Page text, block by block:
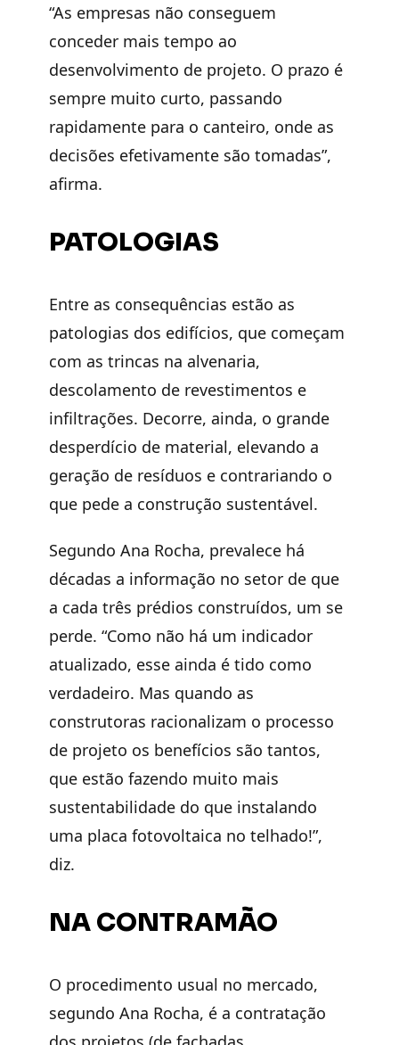
“As empresas não conseguem
conceder mais tempo ao
desenvolvimento de projeto. O prazo é
sempre muito curto, passando
rapidamente para o canteiro, onde as
decisões efetivamente são tomadas”,
afirma.
PATOLOGIAS
Entre as consequências estão as
patologias dos edifícios, que começam
com as trincas na alvenaria,
descolamento de revestimentos e
infiltrações. Decorre, ainda, o grande
desperdício de material, elevando a
geração de resíduos e contrariando o
que pede a construção sustentável.
Segundo Ana Rocha, prevalece há
décadas a informação no setor de que
a cada três prédios construídos, um se
perde. “Como não há um indicador
atualizado, esse ainda é tido como
verdadeiro. Mas quando as
construtoras racionalizam o processo
de projeto os benefícios são tantos,
que estão fazendo muito mais
sustentabilidade do que instalando
uma placa fotovoltaica no telhado!”,
diz.
NA CONTRAMÃO
O procedimento usual no mercado,
segundo Ana Rocha, é a contratação